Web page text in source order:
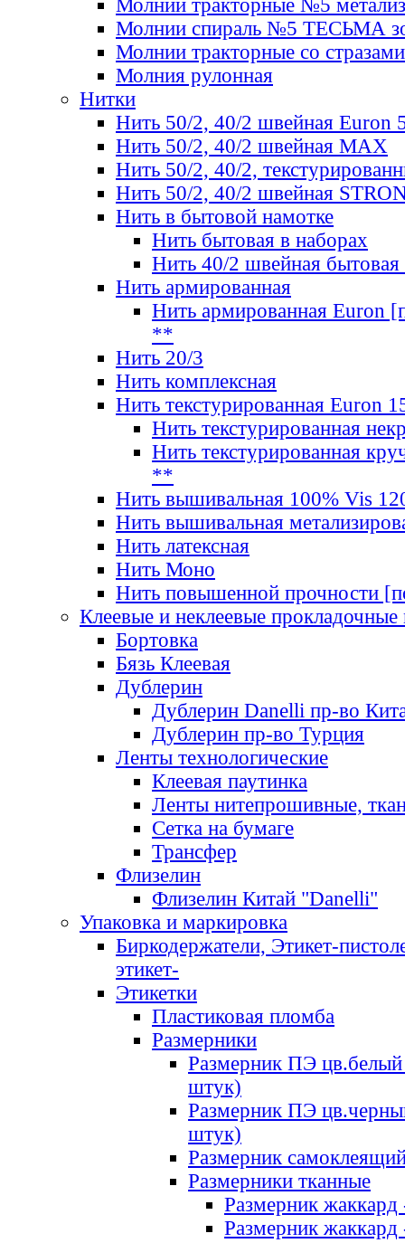
Молнии тракторные №5
Молнии спираль №5 ТЕСЬМА
Молнии тракторные со стразами
Молния рулонная
Нитки
Нить 50/2, 40/2 швейная Euron
Нить 50/2, 40/2 швейная МАХ
Нить 50/2, 40/2,
Нить 50/2, 40/2 швейная
Нить в бытовой намотке
Нить бытовая в наборах
Нить 40/2 швейная бытовая
Нить армированная
Нить армированная Euron
**
Нить 20/3
Нить комплексная
Нить текстурированная Euron
Нить текстурированная
Нить текстурированная
**
Нить вышивальная 100% Vis
Нить вышивальная
Нить латексная
Нить Моно
Нить повышенной прочности
Клеевые и неклеевые прокладочные
Бортовка
Бязь Клеевая
Дублерин
Дублерин Danelli пр-во
Дублерин пр-во Турция
Ленты технологические
Клеевая паутинка
Ленты нитепрошивные,
Сетка на бумаге
Трансфер
Флизелин
Флизелин Китай "Danelli"
Упаковка и маркировка
Биркодержатели, Этикет-
этикет-
Этикетки
Пластиковая пломба
Размерники
Размерник ПЭ цв.белый
штук)
Размерник ПЭ
штук)
Размерник
Размерники тканные
Размерник
Размерник